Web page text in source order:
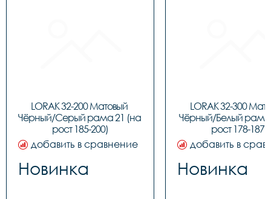
LORAK 32-200 Матовый
Чёрный/Серый рама 21 (на
рост 185-200)
добавить в сравнение
Новинка
LORAK 32-300
Чёрный/Белый рама
рост 178-187)
добавить в
Новинка